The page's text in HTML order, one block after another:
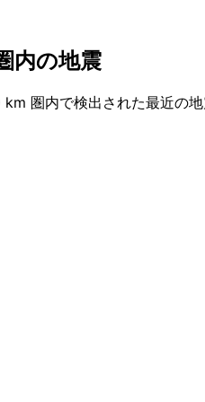
内の地震
圏内で検出された最近の地